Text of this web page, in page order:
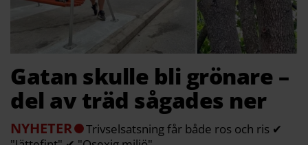
Gatan skulle bli grönare –
del av träd sågades ner
NYHETER
Trivselsatsning får både ros och ris ✔